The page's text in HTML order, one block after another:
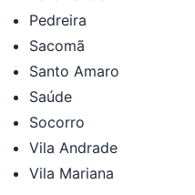
Pedreira
Sacomã
Santo Amaro
Saúde
Socorro
Vila Andrade
Vila Mariana